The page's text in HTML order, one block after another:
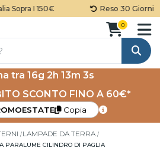
I 150€ Reso 30 Giorni
Cerca
0
tra 16g 2h 13m 3s
SCONTO FINO A 60€*
Copia
LAMPADE DA TERRA
PARALUME CILINDRO DI PAGLIA